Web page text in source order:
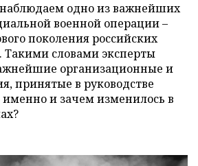
одно из важнейших
военной операции –
поколения российских
Такими словами эксперты
организационные и
принятые в руководстве
и зачем изменилось в